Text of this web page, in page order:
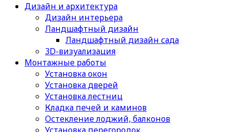
Дизайн и архитектура
Дизайн интерьера
Ландшафтный дизайн
Ландшафтный дизайн сада
3D-визуализация
Монтажные работы
Установка окон
Установка дверей
Установка лестниц
Кладка печей и каминов
Остекление лоджий, балконов